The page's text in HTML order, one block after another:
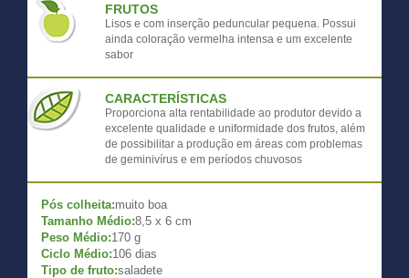
FRUTOS
Lisos e com inserção peduncular pequena. Possui
ainda coloração vermelha intensa e um excelente
sabor
CARACTERÍSTICAS
Proporciona alta rentabilidade ao produtor devido a
excelente qualidade e uniformidade dos frutos, além
de possibilitar a produção em áreas com problemas
de geminivírus e em períodos chuvosos
Pós colheita:muito boa
Tamanho Médio:8,5 x 6 cm
Peso Médio:170 g
Ciclo Médio:106 dias
Tipo de fruto:saladete